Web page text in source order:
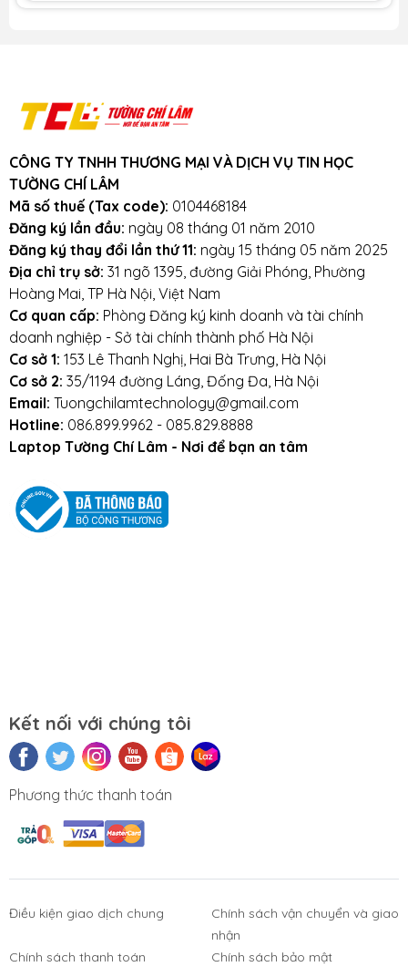
Nghe
Thiết Bị Điện
Laptop - PC
CÔNG TY TNHH THƯƠNG MẠI VÀ DỊCH VỤ TIN HỌC
TƯỜNG CHÍ LÂM
Mã số thuế (Tax code): 0104468184
Đăng ký lần đầu: ngày 08 tháng 01 năm 2010
Đăng ký thay đổi lần thứ 11: ngày 15 tháng 05 năm 2025
Địa chỉ trụ sở: 31 ngõ 1395, đường Giải Phóng, Phường
Hoàng Mai, TP Hà Nội, Việt Nam
Cơ quan cấp: Phòng Đăng ký kinh doanh và tài chính
doanh nghiệp - Sở tài chính thành phố Hà Nội
Cơ sở 1: 153 Lê Thanh Nghị, Hai Bà Trưng, Hà Nội
Cơ sở 2: 35/1194 đường Láng, Đống Đa, Hà Nội
Email: Tuongchilamtechnology@gmail.com
Hotline: 086.899.9962 - 085.829.8888
Laptop Tường Chí Lâm - Nơi để bạn an tâm
Kết nối với chúng tôi
Phương thức thanh toán
Điều kiện giao dịch chung
Chính sách vận chuyển và giao
nhận
Chính sách thanh toán
Chính sách bảo mật